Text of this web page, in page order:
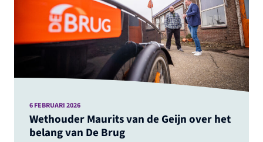
Wethouder Maurits van de Geijn over het
belang van De Brug
6 FEBRUARI 2026